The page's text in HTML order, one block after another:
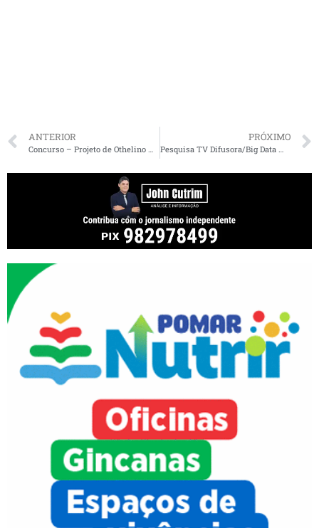
ANTERIOR
Concurso – Projeto de Othelino Neto beneficia profissionais de saúde que atuam no combate à Covid-19
PRÓXIMO
Pesquisa TV Difusora/Big Data mostra que 84% da populacão de São Luís apoia lockdown